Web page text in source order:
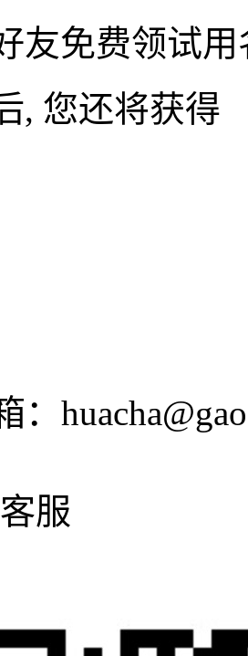
友免费领试用
, 您还将获得
：
服